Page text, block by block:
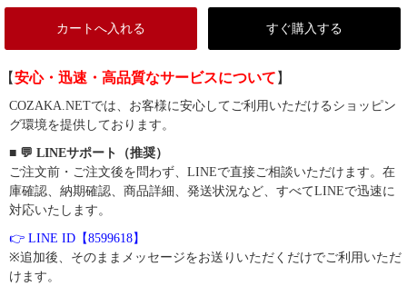
カートへ入れる すぐ購入する
【安心・迅速・高品質なサービスについて 】
COZAKA.NETでは、お客様に安心してご利用いただけるショッピン
グ環境を提供しております。
■ 💬 LINEサポート（推奨）
ご注文前・ご注文後を問わず、LINEで直接ご相談いただけます。在
庫確認、納期確認、商品詳細、発送状況など、すべてLINEで迅速に
対応いたします。
👉 LINE ID【8599618】
※追加後、そのままメッセージをお送りいただくだけでご利用いただ
けます。